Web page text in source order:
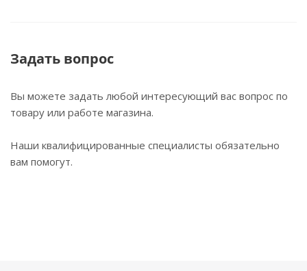
Задать вопрос
Вы можете задать любой интересующий вас вопрос по
товару или работе магазина.
Наши квалифицированные специалисты обязательно
вам помогут.